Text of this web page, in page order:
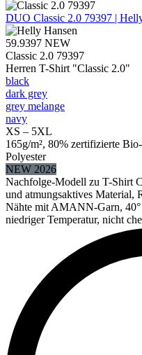
DUO Classic 2.0 79397 |
59.9397 NEW
Classic 2.0 79397
Herren T-Shirt "Classic 2.0"
black
dark grey
grey melange
navy
XS – 5XL
165g/m², 80% zertifizierte
Polyester
NEW 2026
Nachfolge-Modell zu T-Shirt
und atmungsaktives Material,
Nähte mit AMANN-Garn, 40°
niedriger Temperatur, nicht